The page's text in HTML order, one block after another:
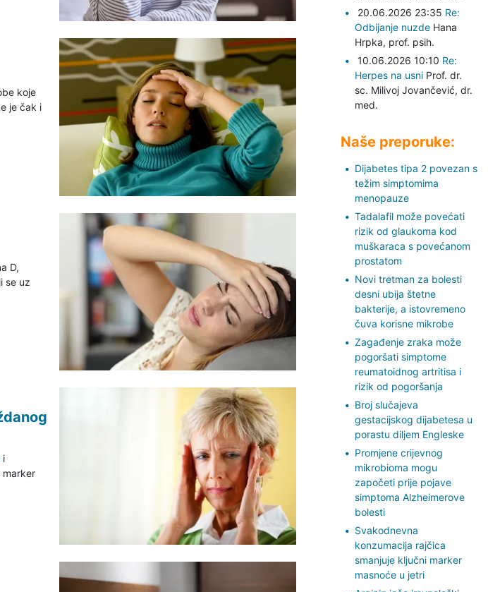
koje
je čak i
D,
se uz
i
marker
20.06.2026 23:35 Re:
Odbijanje nuzde Hana
Hrpka, prof. psih.
10.06.2026 10:10 Re:
Herpes na usni Prof. dr.
sc. Milivoj Jovančević, dr.
med.
Naše preporuke:
Dijabetes tipa 2 povezan s
težim simptomima
menopauze
Tadalafil može povećati
rizik od glaukoma kod
muškaraca s povećanom
prostatom
Novi tretman za bolesti
desni ubija štetne
bakterije, a istovremeno
čuva korisne mikrobe
Zagađenje zraka može
pogoršati simptome
reumatoidnog artritisa i
rizik od pogoršanja
Broj slučajeva
gestacijskog dijabetesa u
porastu diljem Engleske
Promjene crijevnog
mikrobioma mogu
započeti prije pojave
simptoma Alzheimerove
bolesti
Svakodnevna
konzumacija rajčica
smanjuje ključni marker
masnoće u jetri